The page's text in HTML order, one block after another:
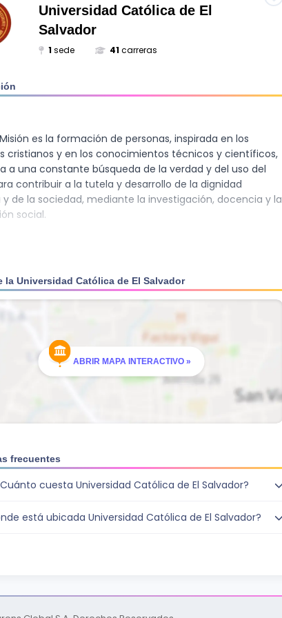
Universidad Católica de El
Salvador
1 sede 41 carreras
es la formación de personas, inspirada en los
cristianos y en los conocimientos técnicos y científicos,
a una constante búsqueda de la verdad y del uso del
contribuir a la tutela y desarrollo de la dignidad
de la sociedad, mediante la investigación, docencia y la
social.
líderes en la formación integral de la persona humana y
dentro de las exigencias de la verdad y del bien
la Universidad Católica de El Salvador
ABRIR MAPA INTERACTIVO »
frecuentes
cuesta Universidad Católica de El Salvador?
está ubicada Universidad Católica de El Salvador?